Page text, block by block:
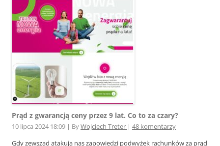
Prąd z gwarancją ceny przez 9 lat. Co to za czary?
10 lipca 2024 18:09 | ByWojciech Treter | 48 komentarzy
Gdy zewsząd atakują nas zapowiedzi podwyżek rachunków za prąd